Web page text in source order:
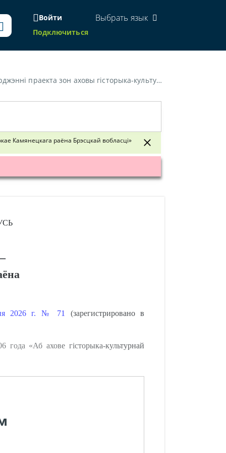
Войти
Подключиться
Выбрать язык
паркавага ансамбля ў г. Высокае Камянецкага раёна Брэсцкай вобласцi"»
Камянецкага раёна Брэсцкай вобласці»
2026 г. № 71 (зарегистрировано в
года «Аб ахове гісторыка-культурнай